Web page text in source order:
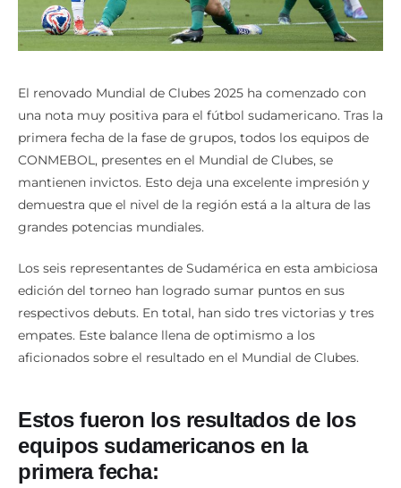
El renovado Mundial de Clubes 2025 ha comenzado con
una nota muy positiva para el fútbol sudamericano. Tras la
primera fecha de la fase de grupos, todos los equipos de
CONMEBOL, presentes en el Mundial de Clubes, se
mantienen invictos. Esto deja una excelente impresión y
demuestra que el nivel de la región está a la altura de las
grandes potencias mundiales.
Los seis representantes de Sudamérica en esta ambiciosa
edición del torneo han logrado sumar puntos en sus
respectivos debuts. En total, han sido tres victorias y tres
empates. Este balance llena de optimismo a los
aficionados sobre el resultado en el Mundial de Clubes.
Estos fueron los resultados de los
equipos sudamericanos en la
primera fecha: